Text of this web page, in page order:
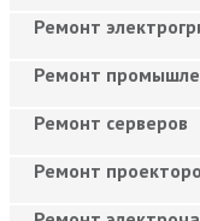
Ремонт
Ремонт
Ремонт серверов
Ремонт